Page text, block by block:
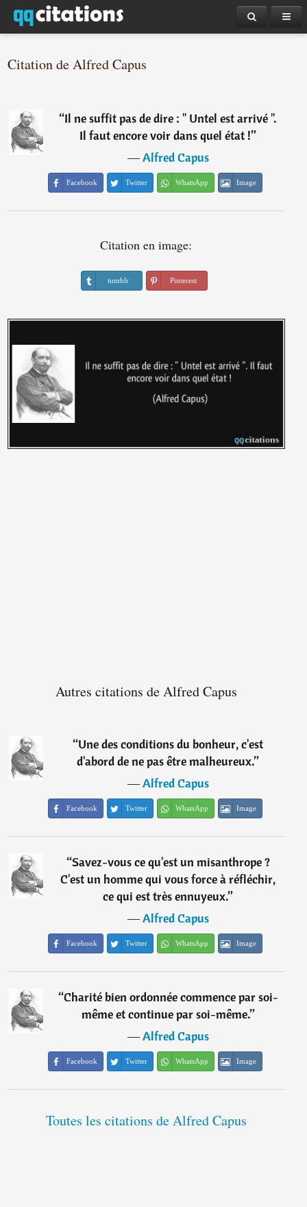
Citation de Alfred Capus
“Il ne suffit pas de dire : " Untel est arrivé ".
Il faut encore voir dans quel état !”
―Alfred Capus
Facebook Twitter WhatsApp Image
Citation en image:
tumblr Pinterest
Autres citations de Alfred Capus
“Une des conditions du bonheur, c'est
d'abord de ne pas être malheureux.”
―Alfred Capus
Facebook Twitter WhatsApp Image
“Savez-vous ce qu'est un misanthrope ?
C'est un homme qui vous force à réfléchir,
ce qui est très ennuyeux.”
―Alfred Capus
Facebook Twitter WhatsApp Image
“Charité bien ordonnée commence par soi-
même et continue par soi-même.”
―Alfred Capus
Facebook Twitter WhatsApp Image
Toutes les citations de Alfred Capus